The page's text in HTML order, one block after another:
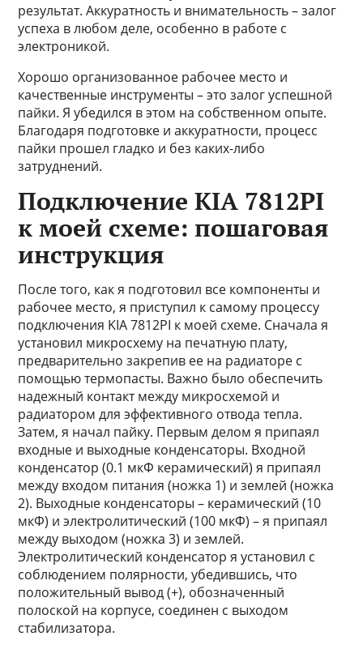
результат. Аккуратность и внимательность – залог
успеха в любом деле, особенно в работе с
электроникой.
Хорошо организованное рабочее место и
качественные инструменты – это залог успешной
пайки. Я убедился в этом на собственном опыте.
Благодаря подготовке и аккуратности, процесс
пайки прошел гладко и без каких-либо
затруднений.
Подключение KIA 7812PI
к моей схеме: пошаговая
инструкция
После того, как я подготовил все компоненты и
рабочее место, я приступил к самому процессу
подключения KIA 7812PI к моей схеме. Сначала я
установил микросхему на печатную плату,
предварительно закрепив ее на радиаторе с
помощью термопасты. Важно было обеспечить
надежный контакт между микросхемой и
радиатором для эффективного отвода тепла.
Затем, я начал пайку. Первым делом я припаял
входные и выходные конденсаторы. Входной
конденсатор (0.1 мкФ керамический) я припаял
между входом питания (ножка 1) и землей (ножка
2). Выходные конденсаторы – керамический (10
мкФ) и электролитический (100 мкФ) – я припаял
между выходом (ножка 3) и землей.
Электролитический конденсатор я установил с
соблюдением полярности, убедившись, что
положительный вывод (+), обозначенный
полоской на корпусе, соединен с выходом
стабилизатора.